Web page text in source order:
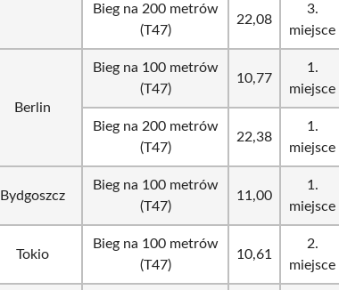
Bieg na 200 metrów
(T47)
22,08
3.
miejsce
Berlin
Bieg na 100 metrów
(T47)
10,77
1.
miejsce
Bieg na 200 metrów
(T47)
22,38
1.
miejsce
Bydgoszcz
Bieg na 100 metrów
(T47)
11,00
1.
miejsce
Tokio
Bieg na 100 metrów
(T47)
10,61
2.
miejsce